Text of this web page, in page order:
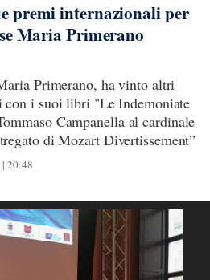
premi internazionali per
Maria Primerano
Primerano, ha vinto altri
con i suoi libri "Le Indemoniate
Campanella al cardinale
di Mozart Divertissement”
20:48